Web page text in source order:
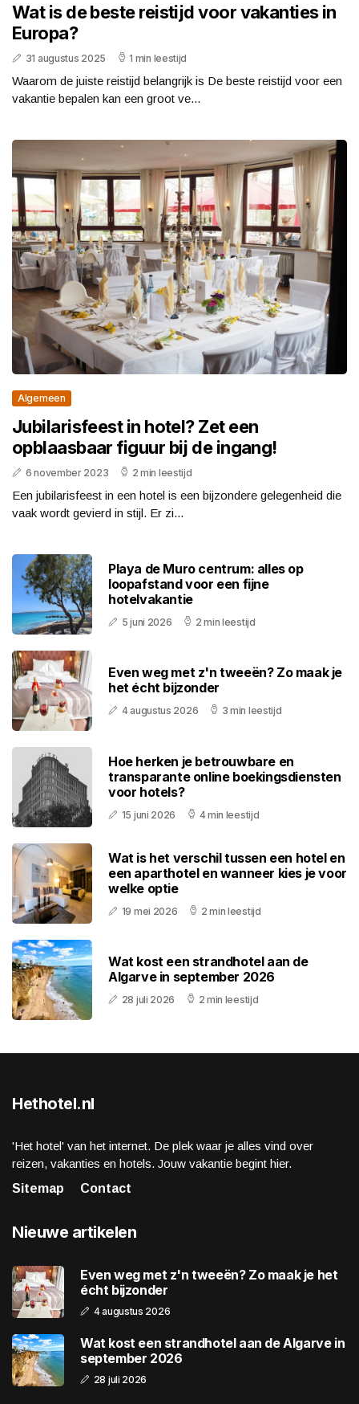
Wat is de beste reistijd voor vakanties in
Europa?
31 augustus 2025 1 min leestijd
Waarom de juiste reistijd belangrijk is De beste reistijd voor een
vakantie bepalen kan een groot ve...
Algemeen
Jubilarisfeest in hotel? Zet een
opblaasbaar figuur bij de ingang!
6 november 2023 2 min leestijd
Een jubilarisfeest in een hotel is een bijzondere gelegenheid die
vaak wordt gevierd in stijl. Er zi...
Playa de Muro centrum: alles op
loopafstand voor een fijne
hotelvakantie
5 juni 2026 2 min leestijd
Even weg met z'n tweeën? Zo maak je
het écht bijzonder
4 augustus 2026 3 min leestijd
Hoe herken je betrouwbare en
transparante online boekingsdiensten
voor hotels?
15 juni 2026 4 min leestijd
Wat is het verschil tussen een hotel en
een aparthotel en wanneer kies je voor
welke optie
19 mei 2026 2 min leestijd
Wat kost een strandhotel aan de
Algarve in september 2026
28 juli 2026 2 min leestijd
Hethotel.nl
'Het hotel' van het internet. De plek waar je alles vind over
reizen, vakanties en hotels. Jouw vakantie begint hier.
Sitemap
Contact
Nieuwe artikelen
Even weg met z'n tweeën? Zo maak je het
écht bijzonder
4 augustus 2026
Wat kost een strandhotel aan de Algarve in
september 2026
28 juli 2026